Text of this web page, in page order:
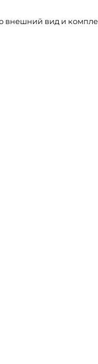
внешний вид и